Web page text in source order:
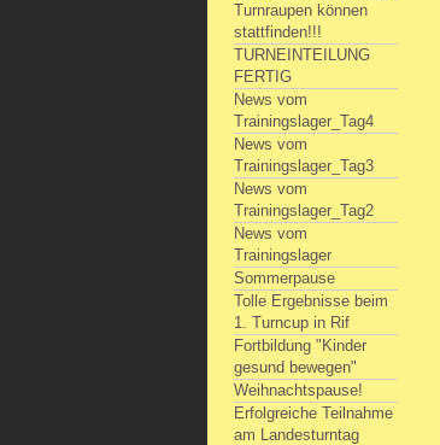
Turnraupen können
stattfinden!!!
TURNEINTEILUNG
FERTIG
News vom
Trainingslager_Tag4
News vom
Trainingslager_Tag3
News vom
Trainingslager_Tag2
News vom
Trainingslager
Sommerpause
Tolle Ergebnisse beim
1. Turncup in Rif
Fortbildung "Kinder
gesund bewegen"
Weihnachtspause!
Erfolgreiche Teilnahme
am Landesturntag